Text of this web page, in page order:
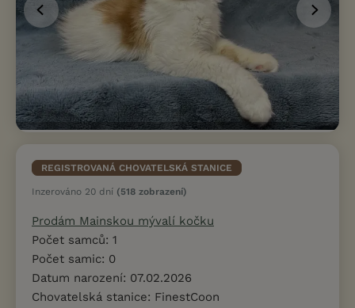
REGISTROVANÁ CHOVATELSKÁ STANICE
Inzerováno 20 dní (518 zobrazení)
Prodám Mainskou mývalí kočku
Počet samců: 1
Počet samic: 0
Datum narození: 07.02.2026
Chovatelská stanice: FinestCoon